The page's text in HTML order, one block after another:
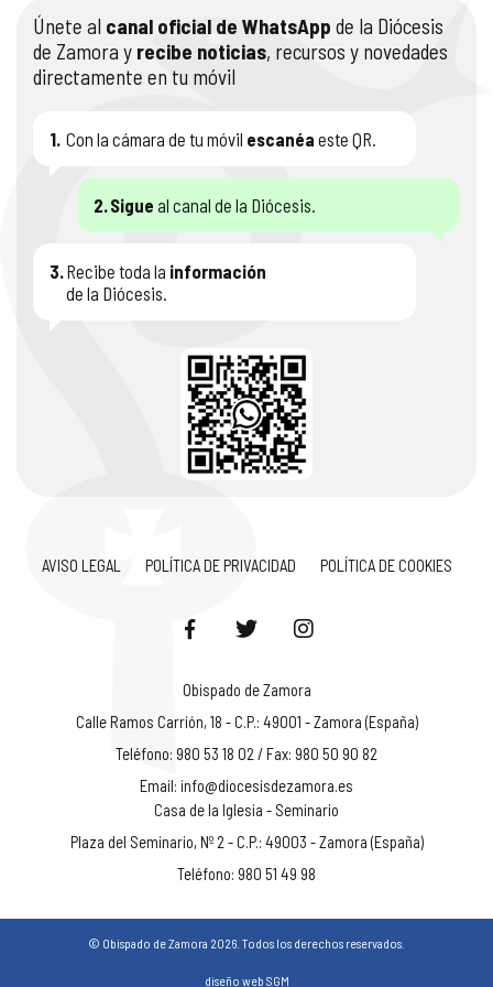
Únete al canal oficial de WhatsApp de la Diócesis
de Zamora y recibe noticias, recursos y novedades
directamente en tu móvil
1. Con la cámara de tu móvil escanéa este QR.
2. Sigue al canal de la Diócesis.
3. Recibe toda la información
de la Diócesis.
AVISO LEGAL POLÍTICA DE PRIVACIDAD POLÍTICA DE COOKIES
Obispado de Zamora
Calle Ramos Carrión, 18 - C.P.: 49001 - Zamora (España)
Teléfono: 980 53 18 02 / Fax: 980 50 90 82
Email: info@diocesisdezamora.es
Casa de la Iglesia - Seminario
Plaza del Seminario, Nº 2 - C.P.: 49003 - Zamora (España)
Teléfono: 980 51 49 98
© Obispado de Zamora 2026. Todos los derechos reservados.
diseño web SGM